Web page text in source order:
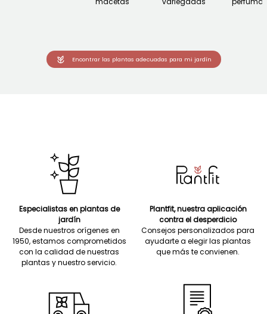
Encontrar las plantas adecuadas para mi jardín
Especialistas en plantas de
jardín
Desde nuestros orígenes en
1950, estamos comprometidos
con la calidad de nuestras
plantas y nuestro servicio.
Plantfit, nuestra aplicación
contra el desperdicio
Consejos personalizados para
ayudarte a elegir las plantas
que más te convienen.